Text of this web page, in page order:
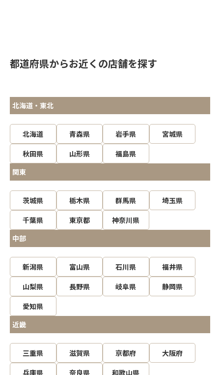
都道府県からお近くの店舗を探す
北海道・東北
北海道 青森県 岩手県
宮城県
秋田県
山形県
福島県
関東
茨城県 栃木県 群馬県
埼玉県
千葉県
東京都
神奈川県
中部
新潟県 富山県 石川県
福井県
山梨県
長野県 岐阜県
静岡県
愛知県
近畿
三重県 滋賀県 京都府
大阪府
兵庫県
奈良県 和歌山県